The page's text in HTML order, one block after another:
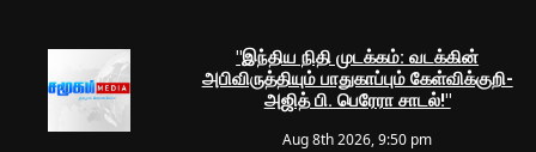
"இந்திய நிதி முடக்கம்: வடக்கின்
அபிவிருத்தியும் பாதுகாப்பும் கேள்விக்குறி-
அஜித் பி. பெரேரா சாடல்!"
Aug 8th 2026, 9:50 pm